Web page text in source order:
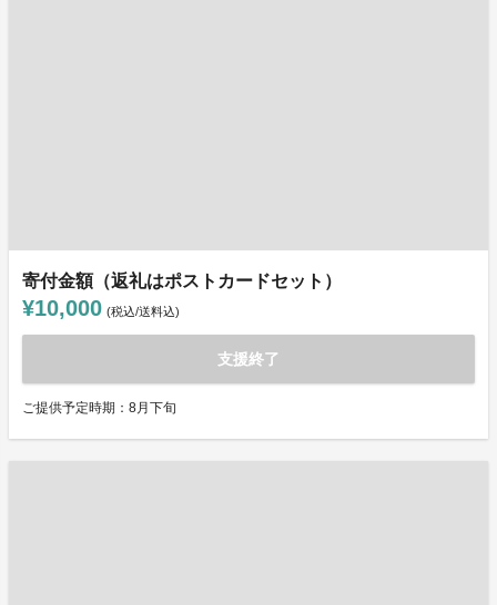
寄付金額（返礼はポストカードセット）
¥10,000 (税込/送料込)
支援終了
ご提供予定時期：8月下旬